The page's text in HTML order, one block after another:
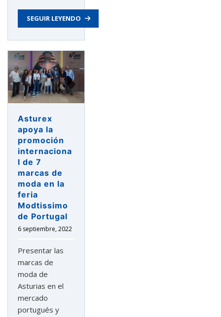
SEGUIR LEYENDO
Asturex
apoya la
promoción
internaciona
l de 7
marcas de
moda en la
feria
Modtissimo
de Portugal
6 septiembre, 2022
Presentar las
marcas de
moda de
Asturias en el
mercado
portugués y